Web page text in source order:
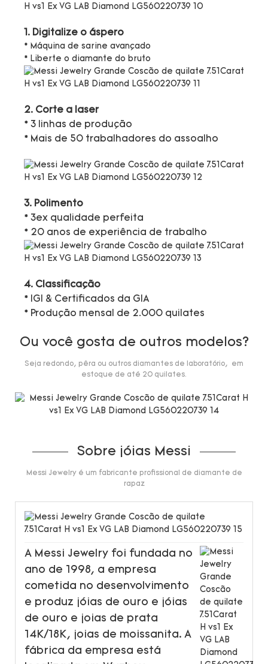
1. Digitalize o áspero
* Máquina de sarine avançado
* Liberte o diamante do bruto
2. Corte a laser
* 3 linhas de produção
* Mais de 50 trabalhadores do assoalho
3. Polimento
* 3ex qualidade perfeita
* 20 anos de experiência de trabalho
4. Classificação
* IGI & Certificados da GIA
* Produção mensal de 2.000 quilates
Ou você gosta de outros modelos?
Seja redondo, pêra ou outros diamantes de laboratório, em
estoque de até 20 quilates.
Sobre jóias Messi
Messi Jewelry é um fabricante profissional de diamante de
rapaz
A Messi Jewelry foi fundada no
ano de 1998, a empresa
cometida no desenvolvimento
e produz jóias de ouro e jóias
de ouro e joias de prata
14K/18K, joias de moissanita. A
fábrica da empresa está